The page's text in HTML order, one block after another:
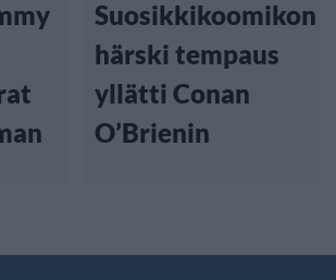
Suosikkikoomikon
härski tempaus
yllätti Conan
O’Brienin